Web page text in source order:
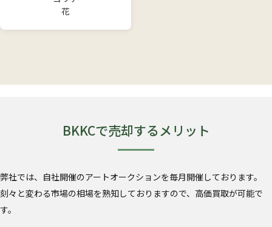
花
BKKCで売却するメリット
弊社では、自社開催のアートオークションを毎月開催しております。
刻々と変わる市場の相場を熟知しておりますので、高価買取が可能で
す。